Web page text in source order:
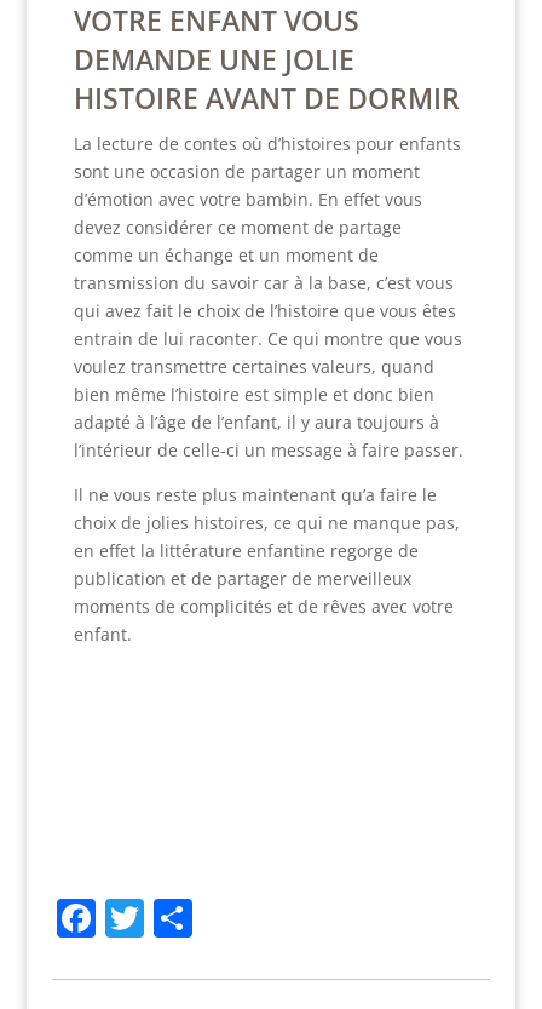
VOTRE ENFANT VOUS
DEMANDE UNE JOLIE
HISTOIRE AVANT DE DORMIR
La lecture de contes où d’histoires pour enfants
sont une occasion de partager un moment
d’émotion avec votre bambin. En effet vous
devez considérer ce moment de partage
comme un échange et un moment de
transmission du savoir car à la base, c’est vous
qui avez fait le choix de l’histoire que vous êtes
entrain de lui raconter. Ce qui montre que vous
voulez transmettre certaines valeurs, quand
bien même l’histoire est simple et donc bien
adapté à l’âge de l’enfant, il y aura toujours à
l’intérieur de celle-ci un message à faire passer.
Il ne vous reste plus maintenant qu’a faire le
choix de jolies histoires, ce qui ne manque pas,
en effet la littérature enfantine regorge de
publication et de partager de merveilleux
moments de complicités et de rêves avec votre
enfant.
Facebook
TwitterPartager